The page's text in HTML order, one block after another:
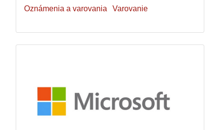
Oznámenia a varovania
Varovanie